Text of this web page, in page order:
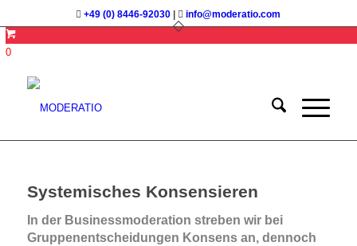
+49 (0) 8446-92030 info@moderatio.com
0
Systemisches Konsensieren
In der Businessmoderation streben wir bei
Gruppenentscheidungen Konsens an, dennoch